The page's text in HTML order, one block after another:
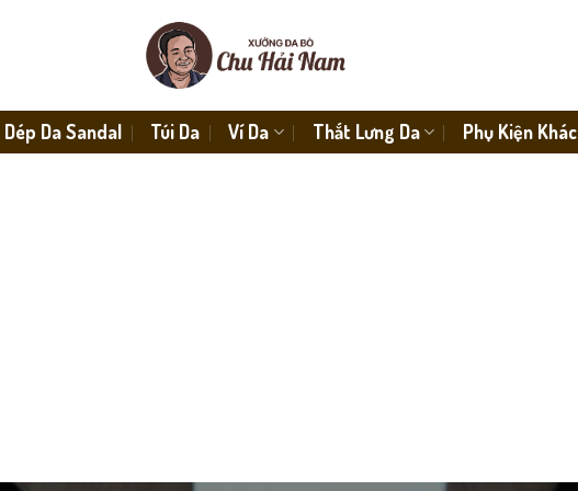
Dép Da Sandal Túi Da Ví Da Thắt Lưng Da Phụ Kiện Khác